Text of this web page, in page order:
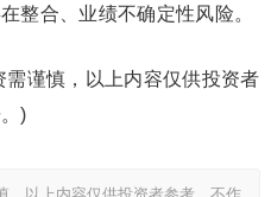
整合、业绩不确定性风险。
谨慎，以上内容仅供投资者
)